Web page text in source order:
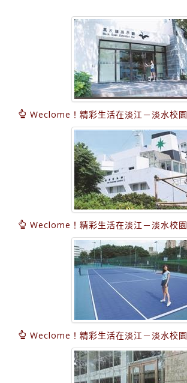
Weclome！精彩生活在淡江－淡水校園
Weclome！精彩生活在淡江－淡水校園
Weclome！精彩生活在淡江－淡水校園